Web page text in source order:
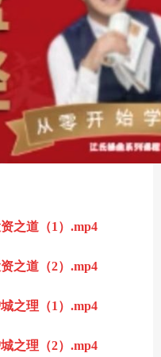
之道（1）.mp4
之道（2）.mp4
之理（1）.mp4
之理（2）.mp4